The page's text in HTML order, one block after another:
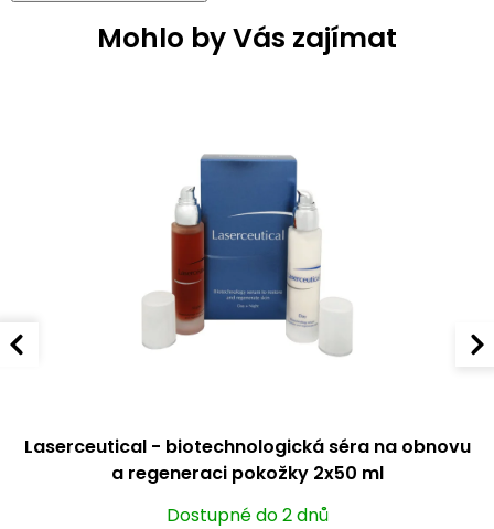
Mohlo by Vás zajímat
Laserceutical - biotechnologická séra na obnovu
a regeneraci pokožky 2x50 ml
Dostupné do 2 dnů